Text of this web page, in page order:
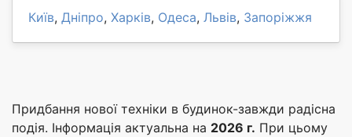
Київ, Дніпро, Харків, Одеса, Львів, Запоріжжя
Придбання нової техніки в будинок-завжди радісна
подія. Інформація актуальна на 2026 г. При цьому